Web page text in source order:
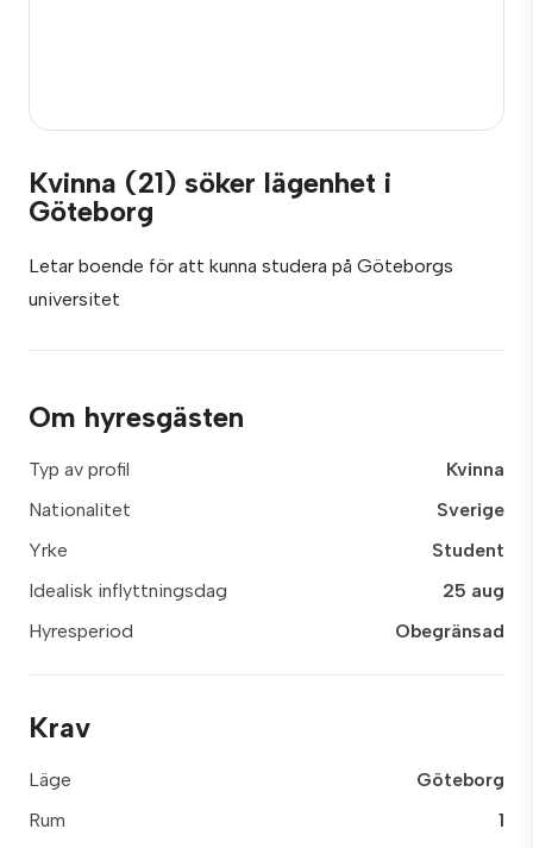
Kvinna (21) söker lägenhet i
Göteborg
Letar boende för att kunna studera på Göteborgs
universitet
Om hyresgästen
Typ av profil
Kvinna
Nationalitet
Sverige
Yrke
Student
Idealisk inflyttningsdag
25 aug
Hyresperiod
Obegränsad
Krav
Läge
Göteborg
Rum
1